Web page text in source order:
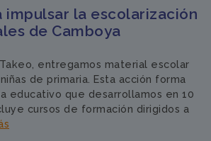
impulsar la escolarización
de Camboya
entregamos material escolar
de primaria. Esta acción forma
educativo que desarrollamos en 10
cursos de formación dirigidos a